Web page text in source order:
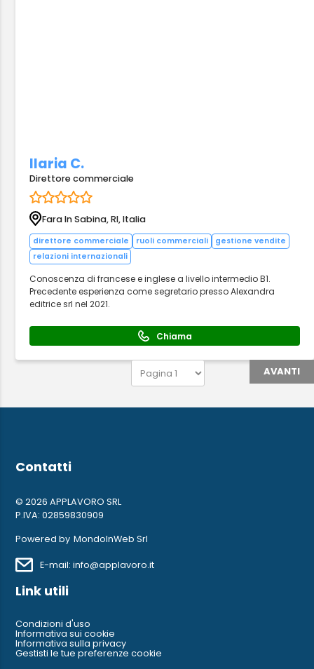
Ilaria C.
Direttore commerciale
Fara In Sabina, RI, Italia
direttore commerciale ruoli commerciali
gestione vendite
relazioni internazionali
Conoscenza di francese e inglese a livello intermedio B1.
Precedente esperienza come segretario presso Alexandra
editrice srl nel 2021.
Chiama
AVANTI
Contatti
© 2026 APPLAVORO SRL
P.IVA: 02859830909
Powered by MondoInWeb Srl
E-mail: info@applavoro.it
Link utili
Condizioni d'uso
Informativa sui cookie
Informativa sulla privacy
Gestisti le tue preferenze cookie